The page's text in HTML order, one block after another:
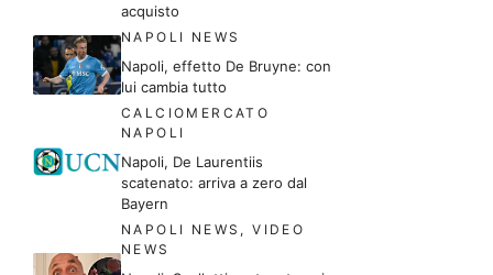
acquisto
NAPOLI NEWS
Napoli, effetto De Bruyne: con
lui cambia tutto
CALCIOMERCATO
NAPOLI
Napoli, De Laurentiis
scatenato: arriva a zero dal
Bayern
NAPOLI NEWS ,VIDEO
NEWS